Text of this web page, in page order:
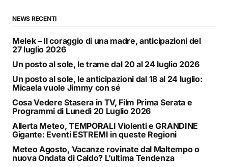
NEWS RECENTI
Melek – Il coraggio di una madre, anticipazioni del
27 luglio 2026
Un posto al sole, le trame dal 20 al 24 luglio 2026
Un posto al sole, le anticipazioni dal 18 al 24 luglio:
Micaela vuole Jimmy con sé
Cosa Vedere Stasera in TV, Film Prima Serata e
Programmi di Lunedì 20 Luglio 2026
Allerta Meteo, TEMPORALI Violenti e GRANDINE
Gigante: Eventi ESTREMI in queste Regioni
Meteo Agosto, Vacanze rovinate dal Maltempo o
nuova Ondata di Caldo? L’ultima Tendenza